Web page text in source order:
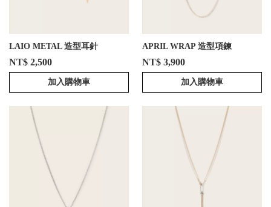
LAIO METAL 造型耳針
NT$ 2,500
加入購物車
APRIL WRAP 造型項鍊
NT$ 3,900
加入購物車